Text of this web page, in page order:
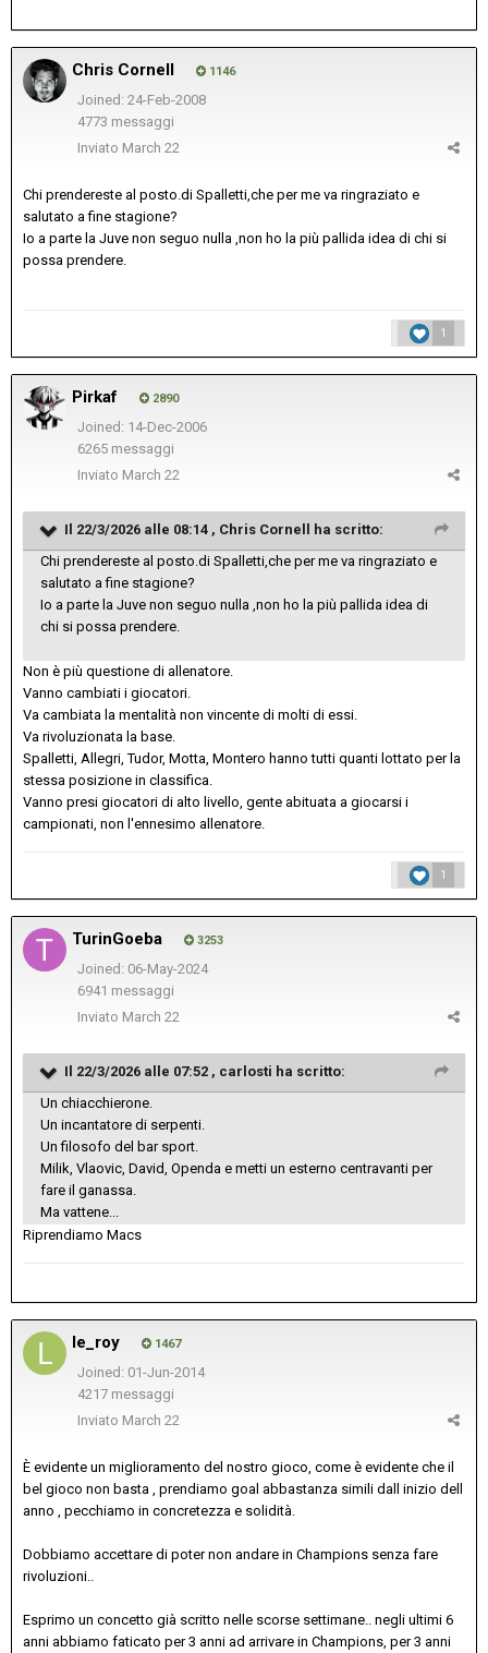
Chris Cornell 1146
Joined: 24-Feb-2008
4773 messaggi
Inviato March 22
Chi prendereste al posto.di Spalletti,che per me va ringraziato e
salutato a fine stagione?
Io a parte la Juve non seguo nulla ,non ho la più pallida idea di chi si
possa prendere.
1
Pirkaf 2890
Joined: 14-Dec-2006
6265 messaggi
Inviato March 22
Il 22/3/2026 alle 08:14 , Chris Cornell ha scritto:
Chi prendereste al posto.di Spalletti,che per me va ringraziato e
salutato a fine stagione?
Io a parte la Juve non seguo nulla ,non ho la più pallida idea di
chi si possa prendere.
Non è più questione di allenatore.
Vanno cambiati i giocatori.
Va cambiata la mentalità non vincente di molti di essi.
Va rivoluzionata la base.
Spalletti, Allegri, Tudor, Motta, Montero hanno tutti quanti lottato per la
stessa posizione in classifica.
Vanno presi giocatori di alto livello, gente abituata a giocarsi i
campionati, non l'ennesimo allenatore.
1
TurinGoeba 3253
Joined: 06-May-2024
6941 messaggi
Inviato March 22
Il 22/3/2026 alle 07:52 , carlosti ha scritto:
Un chiacchierone.
Un incantatore di serpenti.
Un filosofo del bar sport.
Milik, Vlaovic, David, Openda e metti un esterno centravanti per
fare il ganassa.
Ma vattene...
Riprendiamo Macs
le_roy 1467
Joined: 01-Jun-2014
4217 messaggi
Inviato March 22
È evidente un miglioramento del nostro gioco, come è evidente che il
bel gioco non basta , prendiamo goal abbastanza simili dall inizio dell
anno , pecchiamo in concretezza e solidità.
Dobbiamo accettare di poter non andare in Champions senza fare
rivoluzioni..
Esprimo un concetto già scritto nelle scorse settimane.. negli ultimi 6
anni abbiamo faticato per 3 anni ad arrivare in Champions, per 3 anni